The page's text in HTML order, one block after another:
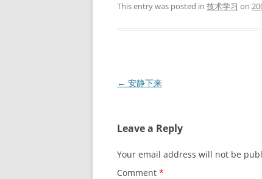
This entry was posted in 技术学习 on
Post
← 安静下来
Leave a Reply
Your email address will not be
Comment *